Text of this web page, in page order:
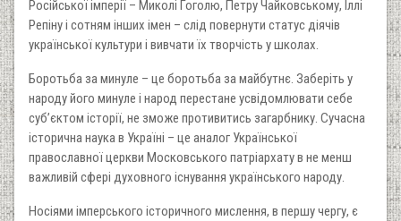
Російської імперії – Миколі Гоголю, Петру Чайковському, Іллі
Репіну і сотням інших імен – слід повернути статус діячів
української культури і вивчати їх творчість у школах.
Боротьба за минуле – це боротьба за майбутнє. Заберіть у
народу його минуле і народ перестане усвідомлювати себе
суб’єктом історії, не зможе противитись загарбнику. Сучасна
історична наука в Україні – це аналог Української
православної церкви Московського патріархату в не менш
важливій сфері духовного існування українського народу.
Носіями імперського історичного мислення, в першу чергу, є